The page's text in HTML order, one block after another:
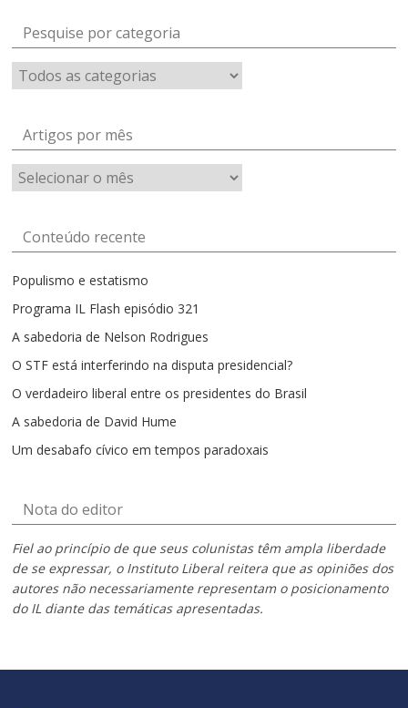
Pesquise por categoria
Artigos por mês
Artigos
por
Conteúdo recente
Populismo e estatismo
Programa IL Flash episódio 321
A sabedoria de Nelson Rodrigues
O STF está interferindo na disputa presidencial?
O verdadeiro liberal entre os presidentes do Brasil
A sabedoria de David Hume
Um desabafo cívico em tempos paradoxais
Nota do editor
Fiel ao princípio de que seus colunistas têm ampla liberdade
de se expressar, o Instituto Liberal reitera que as opiniões dos
autores não necessariamente representam o posicionamento
do IL diante das temáticas apresentadas.